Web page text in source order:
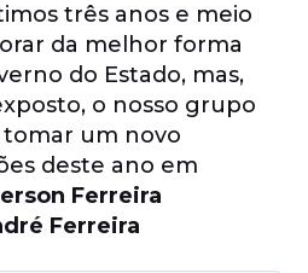
três anos e meio
da melhor forma
do Estado, mas,
o nosso grupo
um novo
deste ano em
Ferreira